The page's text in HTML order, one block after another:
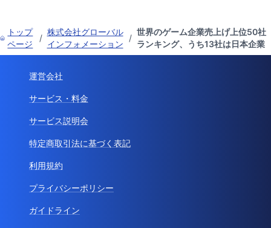
トップ
ページ
/
株式会社グローバル
インフォメーション
/
世界のゲーム企業売上げ上位50社
ランキング、うち13社は日本企業
運営会社
サービス・料金
サービス説明会
特定商取引法に基づく表記
利用規約
プライバシーポリシー
ガイドライン